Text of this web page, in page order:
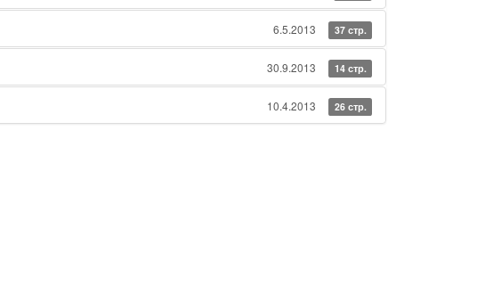
6.5.2013 37 стр.
30.9.2013 14 стр.
10.4.2013 26 стр.